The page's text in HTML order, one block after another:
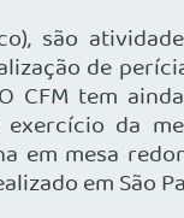
são
de
CFM tem
da
em mesa
em São